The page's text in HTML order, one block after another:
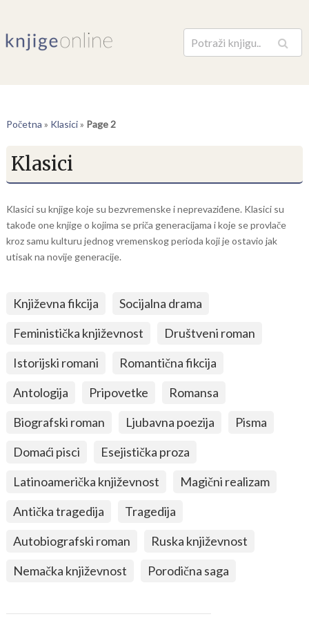
Pretraga
Početna » Klasici» Page 2
Klasici
Klasici su knjige koje su bezvremenske i neprevaziđene. Klasici su
takođe one knjige o kojima se priča generacijama i koje se provlače
kroz samu kulturu jednog vremenskog perioda koji je ostavio jak
utisak na novije generacije.
Književna fikcija
Socijalna drama
Feministička književnost
Društveni roman
Istorijski romani
Romantična fikcija
Antologija
Pripovetke
Romansa
Biografski roman
Ljubavna poezija
Pisma
Domaći pisci
Esejistička proza
Latinoamerička književnost
Magični realizam
Antička tragedija
Tragedija
Autobiografski roman
Ruska književnost
Nemačka književnost
Porodična saga